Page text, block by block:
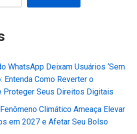
WhatsApp Deixam Usuários ‘Sem
Entenda Como Reverter o
Proteger Seus Direitos Digitais
Climático Ameaça Elevar
em 2027 e Afetar Seu Bolso